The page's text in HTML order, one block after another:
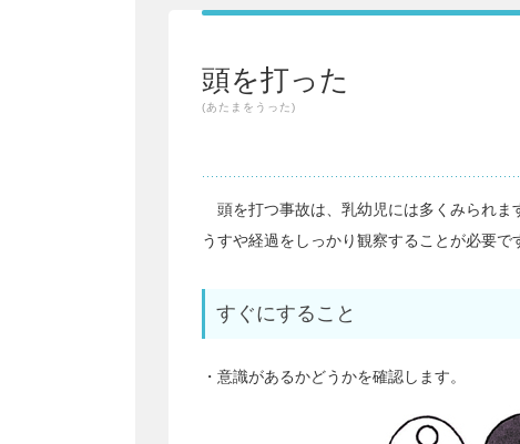
頭を打った
(あたまをうった)
頭を打つ事故は、乳幼児には多くみられま
うすや経過をしっかり観察することが必要で
すぐにすること
・意識があるかどうかを確認します。